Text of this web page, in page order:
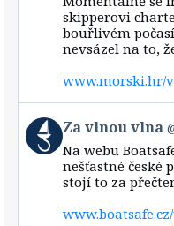
Bluesky
skipperovi
bouřlivém
nevsázel na to,
www.morski.hr/
View
post
by
Za vlnou vlna
Na webu
nešťastné české
stojí to za